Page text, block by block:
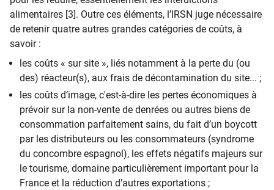
alimentaires [3]. Outre ces éléments, l’IRSN juge nécessaire
de retenir quatre autres grandes catégories de coûts, à
savoir :
les coûts « sur site », liés notamment à la perte du (ou
des) réacteur(s), aux frais de décontamination du site... ;
les coûts d’image, c'est-à-dire les pertes économiques à
prévoir sur la non-vente de denrées ou autres biens de
consommation parfaitement sains, du fait d’un boycott
par les distributeurs ou les consommateurs (syndrome
du concombre espagnol), les effets négatifs majeurs sur
le tourisme, domaine particulièrement important pour la
France et la réduction d’autres exportations ;